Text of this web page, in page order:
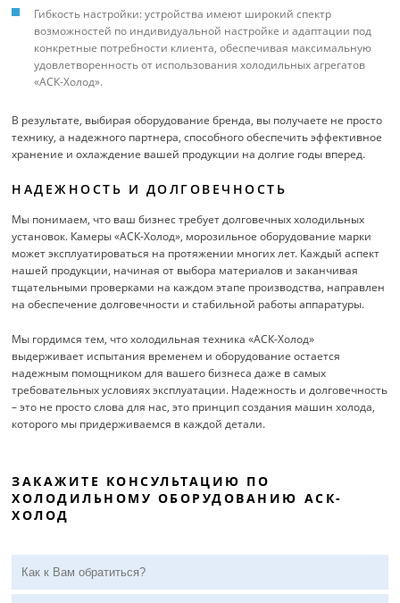
Гибкость настройки: устройства имеют широкий спектр
возможностей по индивидуальной настройке и адаптации под
конкретные потребности клиента, обеспечивая максимальную
удовлетворенность от использования холодильных агрегатов
«АСК-Холод».
В результате, выбирая оборудование бренда, вы получаете не просто
технику, а надежного партнера, способного обеспечить эффективное
хранение и охлаждение вашей продукции на долгие годы вперед.
НАДЕЖНОСТЬ И ДОЛГОВЕЧНОСТЬ
Мы понимаем, что ваш бизнес требует долговечных холодильных
установок. Камеры «АСК-Холод», морозильное оборудование марки
может эксплуатироваться на протяжении многих лет. Каждый аспект
нашей продукции, начиная от выбора материалов и заканчивая
тщательными проверками на каждом этапе производства, направлен
на обеспечение долговечности и стабильной работы аппаратуры.
Мы гордимся тем, что холодильная техника «АСК-Холод»
выдерживает испытания временем и оборудование остается
надежным помощником для вашего бизнеса даже в самых
требовательных условиях эксплуатации. Надежность и долговечность
– это не просто слова для нас, это принцип создания машин холода,
которого мы придерживаемся в каждой детали.
ЗАКАЖИТЕ КОНСУЛЬТАЦИЮ ПО
ХОЛОДИЛЬНОМУ ОБОРУДОВАНИЮ АСК-
ХОЛОД